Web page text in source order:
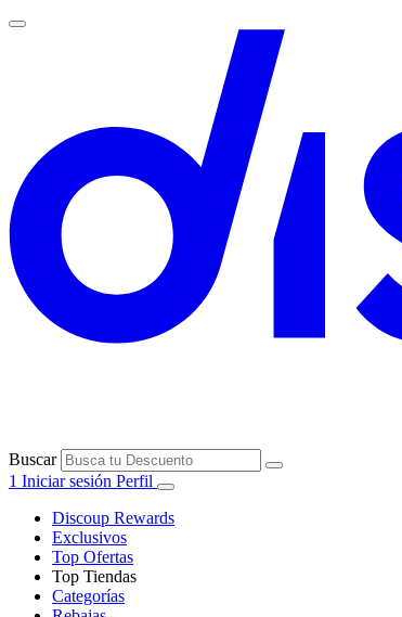
Buscar
1 Iniciar sesión Perfil
Discoup Rewards
Exclusivos
Top Ofertas
Top Tiendas
Categorías